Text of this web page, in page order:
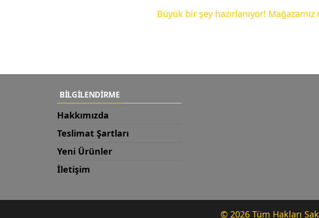
Büyük bir şey hazırlanıyor! Mağazamız
BİLGİLENDİRME
Hakkımızda
Teslimat Şartları
Yeni Ürünler
İletişim
© 2026 Tüm Hakları